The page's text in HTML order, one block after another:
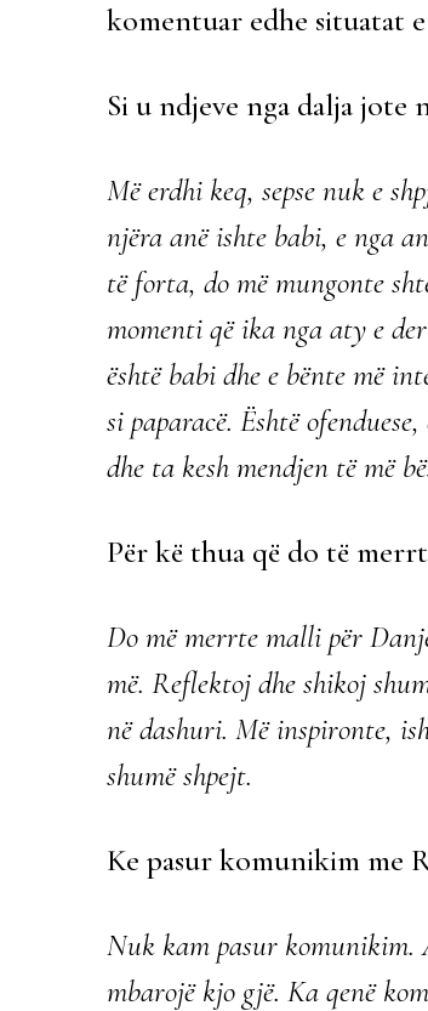
komentuar edhe situatat
Si u ndjeve nga dalja jote
Më erdhi keq, sepse nuk e
njëra anë ishte babi, e nga
të forta, do më mungonte
momenti që ika nga aty e
është babi dhe e bënte më
si paparacë. Është
dhe ta kesh mendjen të më
Për kë thua që do të
Do më merrte malli për
më. Reflektoj dhe shikoj
në dashuri. Më inspironte,
shumë shpejt.
Ke pasur komunikim me
Nuk kam pasur
mbarojë kjo gjë. Ka qenë